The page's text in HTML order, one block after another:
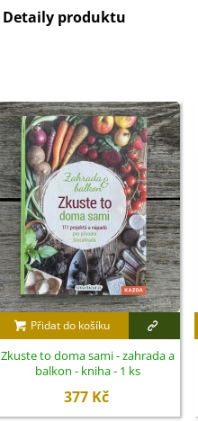
Detaily produktu
Přidat do košíku
Zkuste to doma sami - zahrada a
balkon - kniha - 1 ks
377 Kč